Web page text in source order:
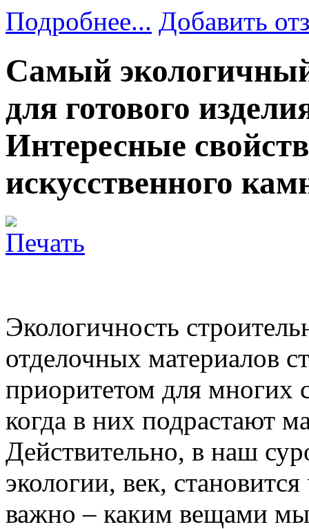
Подробнее... Добавить
Самый
для готового
Интересные
искусственного
Экологичность
отделочных материалов
приоритетом для многих
когда в них подрастают
Действительно, в наш
экологии, век,
важно – каким вещами